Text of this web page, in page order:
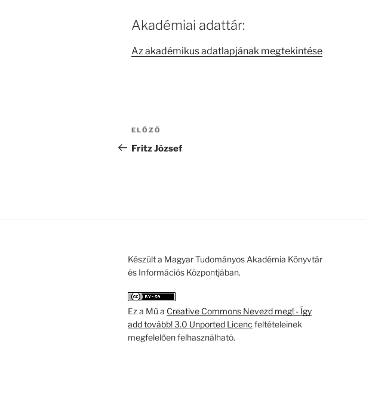
Akadémiai adattár:
Az akadémikus adatlapjának megtekintése
Bejegyzés
navigáció
Korábbi
bejegyzés
ELŐZŐ
Fritz József
Készült a Magyar Tudományos Akadémia Könyvtár
és Információs Központjában.
Ez a Mű a Creative Commons Nevezd meg! - Így
add tovább! 3.0 Unported Licenc feltételeinek
megfelelően felhasználható.